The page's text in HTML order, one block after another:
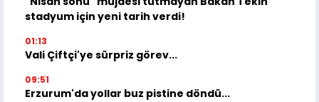
stadyum için yeni tarih verdi!
01:13
Vali Çiftçi'ye sürpriz görev...
09:51
Erzurum'da yollar buz pistine döndü...